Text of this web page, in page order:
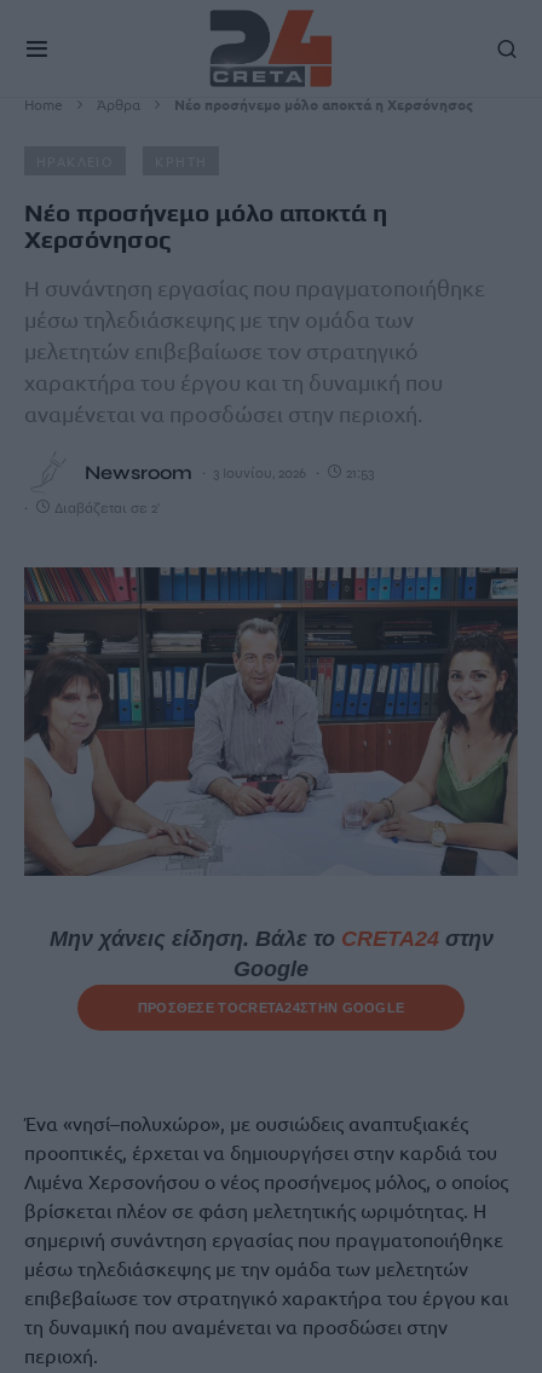
Home Άρθρα Νέο προσήνεμο μόλο αποκτά η Χερσόνησος
Νέο προσήνεμο μόλο αποκτά η
Χερσόνησος
Η συνάντηση εργασίας που πραγματοποιήθηκε
μέσω τηλεδιάσκεψης με την ομάδα των
μελετητών επιβεβαίωσε τον στρατηγικό
χαρακτήρα του έργου και τη δυναμική που
αναμένεται να προσδώσει στην περιοχή.
Newsroom 3 Ιουνίου, 2026 21:53
Διαβάζεται σε 2'
Μην χάνεις είδηση. Βάλε το CRETA24στην
Google
ΠΡΟΣΘΕΣΕ ΤΟCRETA24ΣΤΗΝ GOOGLE
Ένα «νησί–πολυχώρο», με ουσιώδεις αναπτυξιακές
προοπτικές, έρχεται να δημιουργήσει στην καρδιά του
Λιμένα Χερσονήσου ο νέος προσήνεμος μόλος, ο οποίος
βρίσκεται πλέον σε φάση μελετητικής ωριμότητας. Η
σημερινή συνάντηση εργασίας που πραγματοποιήθηκε
μέσω τηλεδιάσκεψης με την ομάδα των μελετητών
επιβεβαίωσε τον στρατηγικό χαρακτήρα του έργου και
τη δυναμική που αναμένεται να προσδώσει στην
περιοχή.